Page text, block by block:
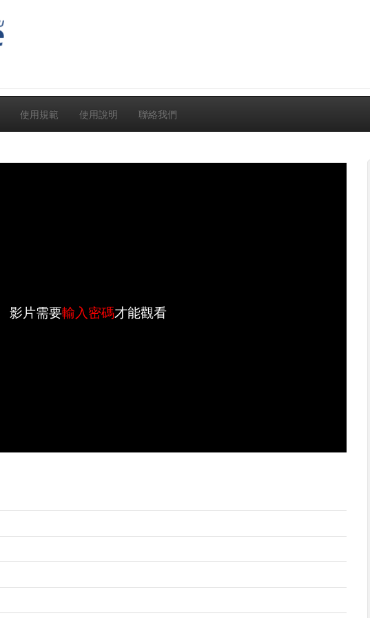
使用規範 使用說明 聯絡我們
影片需要輸入密碼才能觀看